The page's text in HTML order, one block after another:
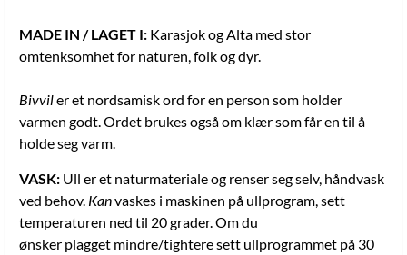
MADE IN / LAGET I: Karasjok og Alta med stor
omtenksomhet for naturen, folk og dyr.
Bivviler et nordsamisk ord for en person som holder
varmen godt. Ordet brukes også om klær som får en til å
holde seg varm.
VASK: Ull er et naturmateriale og renser seg selv, håndvask
ved behov. Kanvaskes i maskinen på ullprogram, sett
temperaturen ned til 20 grader. Om du
ønsker plagget mindre/tightere sett ullprogrammet på 30